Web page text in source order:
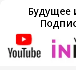
Будущее